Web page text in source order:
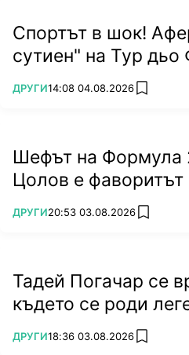
Спортът в шок!
сутиен" на Тур дьо
ПОВЕЧЕ ОТ
ДРУГИ14:08 04.08.2026 add
Шефът на Формула
Цолов е фаворитът
ПОВЕЧЕ ОТ
ДРУГИ20:53 03.08.2026 add
Тадей Погачар се
където се роди
ПОВЕЧЕ ОТ
ДРУГИ18:36 03.08.2026 add